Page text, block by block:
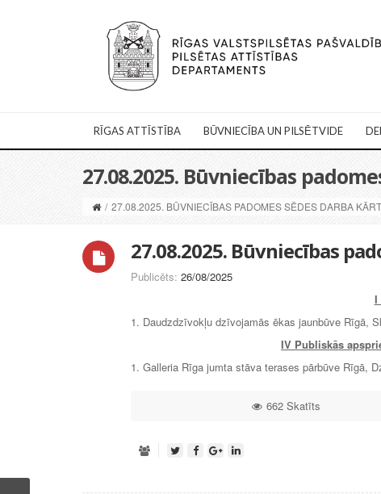
RĪGAS ATTĪSTĪBA BŪVNIECĪBA UN PILSĒTVIDE
27.08.2025. Būvniecības
/ 27.08.2025. BŪVNIECĪBAS PADOMES SĒDES DARBA
27.08.2025. Būvniecības
Publicēts: 26/08/2025
I
1. Daudzdzīvokļu dzīvojamās ēkas jaunbūve Rīgā,
IV Publiskās
1. Galleria Rīga jumta stāva terases pārbūve Rīgā,
662 Skatīts